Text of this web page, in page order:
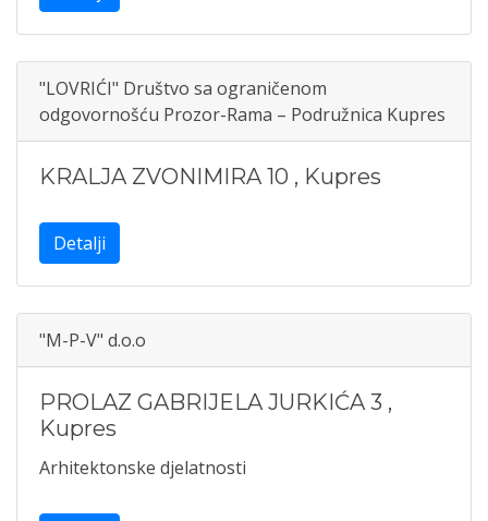
"LOVRIĆI" Društvo sa ograničenom
odgovornošću Prozor-Rama – Podružnica Kupres
KRALJA ZVONIMIRA 10 , Kupres
Detalji
"M-P-V" d.o.o
PROLAZ GABRIJELA JURKIĆA 3 ,
Kupres
Arhitektonske djelatnosti